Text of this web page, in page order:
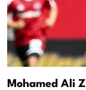
Mohamed Ali